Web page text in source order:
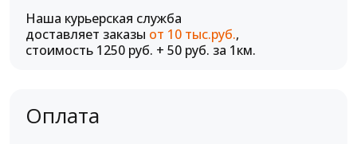
Наша курьерская служба
доставляет заказы от 10 тыс.руб.,
стоимость 1250 руб. + 50 руб. за 1км.
Оплата